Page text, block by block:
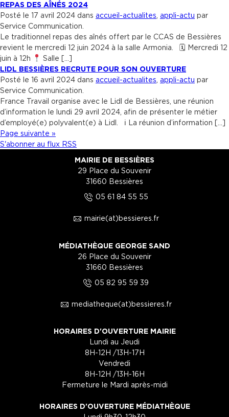
REPAS DES AÎNÉS 2024
Posté le 17 avril 2024 dans accueil-actualites appli-actu par
Service Communication.
Le traditionnel repas des aînés offert par le CCAS de Bessières
revient le mercredi 12 juin 2024 à la salle Armonia. 🗓 Mercredi 12
juin à 12h
Salle […]
LIDL BESSIÈRES RECRUTE POUR SON OUVERTURE
Posté le 16 avril 2024 dans accueil-actualites appli-actu par
Service Communication.
France Travail organise avec le Lidl de Bessières, une réunion
d’information le lundi 29 avril 2024, afin de présenter le métier
d’employé(e) polyvalent(e) à Lidl. ℹ La réunion d’information […]
Page suivante »
S'abonner au flux RSS
MAIRIE DE BESSIÈRES
29 Place du Souvenir
31660 Bessières
5 05 61 84 55 55
1 mairie(at)bessieres.fr
MÉDIATHÈQUE GEORGE SAND
26 Place du Souvenir
31660 Bessières
5 05 82 95 59 39
1 mediatheque(at)bessieres.fr
HORAIRES D'OUVERTURE MAIRIE
Lundi au Jeudi
8H-12H /13H-17H
Vendredi
8H-12H /13H-16H
Fermeture le Mardi après-midi
HORAIRES D'OUVERTURE MÉDIATHÈQUE